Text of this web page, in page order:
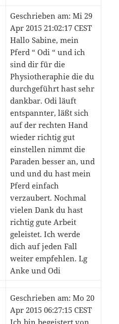
Geschrieben am: Mi 29
Apr 2015 21:02:17 CEST
Hallo Sabine, mein
Pferd “ Odi “ und ich
sind dir für die
Physiotheraphie die du
durchgeführt hast sehr
dankbar. Odi läuft
entspannter, läßt sich
auf der rechten Hand
wieder richtig gut
einstellen nimmt die
Paraden besser an, und
und und du hast mein
Pferd einfach
verzaubert. Nochmal
vielen Dank du hast
richtig gute Arbeit
geleistet. Ich werde
dich auf jeden Fall
weiter empfehlen. Lg
Anke und Odi
Geschrieben am: Mo 20
Apr 2015 06:27:15 CEST